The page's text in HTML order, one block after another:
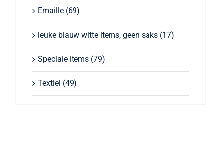
Emaille (69)
leuke blauw witte items, geen saks (17)
Speciale items (79)
Textiel (49)